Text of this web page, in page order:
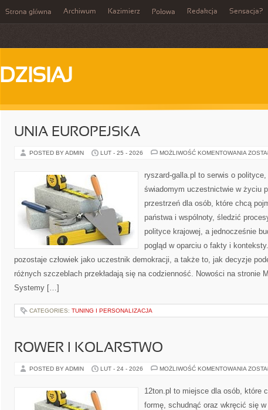
Strona główna Archiwum Kazimierz Połowa Redakcja Sensacja?
DZISIAJ
UNIA EUROPEJSKA
POSTED BY ADMIN LUT - 25 - 2026 MOŻLIWOŚĆ KOMENTOWANIA UNIA
ryszard-galla.pl to serwis o
świadomym uczestnictwie w życiu
przestrzeń dla osób, które chcą
państwa i wspólnoty, śledzić
polityce krajowej, a jednocześnie
pogląd w oparciu o fakty i
pozostaje człowiek jako uczestnik demokracji, a także to, jak decyzje
różnych szczeblach przekładają się na codzienność. Nowości na stronie
Systemy […]
CATEGORIES: TUNING I PERSONALIZACJA
ROWER I KOLARSTWO
POSTED BY ADMIN LUT - 24 - 2026 MOŻLIWOŚĆ KOMENTOWANIA
12ton.pl to miejsce dla osób, które
formę, schudnąć oraz wkręcić się